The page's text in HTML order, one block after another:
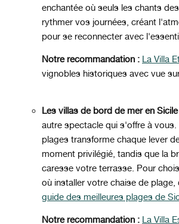
enchantée où seuls les chants
rythmer vos journées, créant
pour se reconnecter avec
Notre recommandation : La Villa
vignobles historiques avec vue
Les villas de bord de mer en Sicile
autre spectacle qui s'offre à
plages transforme chaque lever
moment privilégié, tandis que la
caresse votre terrasse. Pour
où installer votre chaise de
guide des meilleures plages de
Notre recommandation : La Villa